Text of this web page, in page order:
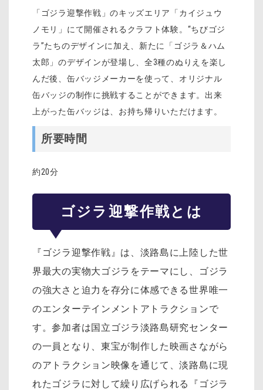
「ゴジラ迎撃作戦」のキッズエリア「カイジュウ
ノモリ」にて開催されるクラフト体験。“ちびゴジ
ラ”たちのデザインに加え、新たに「ゴジラ＆ハム
太郎」のデザインが登場し、全3種のぬりえを楽し
んだ後、缶バッジメーカーを使って、オリジナル
缶バッジの制作に挑戦することができます。出来
上がった缶バッジは、お持ち帰りいただけます。
所要時間
約20分
ゴジラ迎撃作戦とは
『ゴジラ迎撃作戦』は、淡路島に上陸した世
界最大の実物大ゴジラをテーマにし、ゴジラ
の強大さと迫力を存分に体感できる世界唯一
のエンターテインメントアトラクションで
す。参加者は国立ゴジラ淡路島研究センター
の一員となり、東宝が制作した映画さながら
のアトラクション映像を通じて、淡路島に現
れたゴジラに対して繰り広げられる『ゴジラ